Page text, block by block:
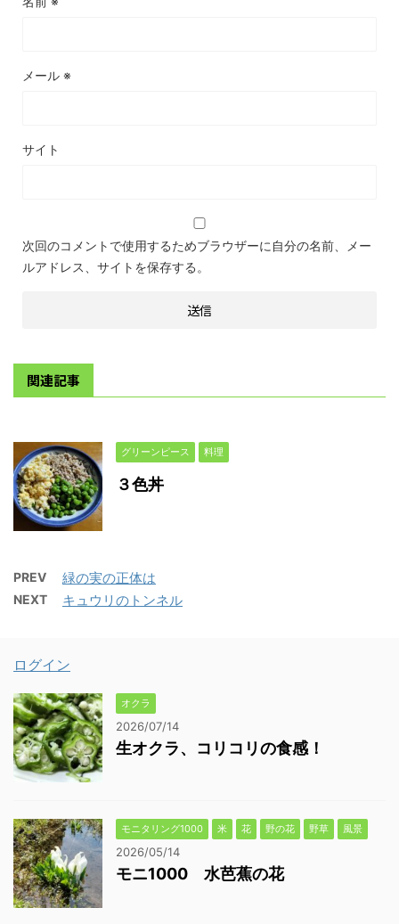
メール ※
サイト
次回のコメントで使用するためブラウザーに自分の名前、メー
ルアドレス、サイトを保存する。
関連記事
グリーンピース 料理
３色丼
PREV 緑の実の正体は
NEXT キュウリのトンネル
ログイン
オクラ
2026/07/14
生オクラ、コリコリの食感！
モニタリング1000 米 花 野の花 野草 風景
2026/05/14
モニ1000 水芭蕉の花